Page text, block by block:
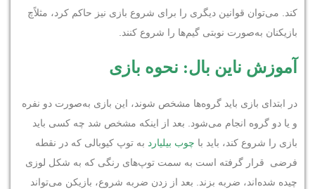
کند. می‌توان قوانین دیگری را برای شروع بازی نیز حاکم کرد، مثلاًچ
بازیکنان به‌صورت نوبتی گیم‌ها را شروع کنند.
آموزش ناین بال: نحوه بازی
در ابتدای بازی باید گروه‌ها مشخص شوند، این بازی به‌صورت دو نفره
و یا دو گروه انجام می‌شود. بعد از اینکه مشخص شد چه کسی باید
بازی را شروع کند، باید با چوب بیلیارد به توپ کیوبالی که در نقطه
فرضی قرار گرفته است به سمت توپ‌های رنگی که به شکل لوزی
چیده شده‌اند، ضربه بزند. بعد از زدن ضربه شروع، بازیکن می‌تواند